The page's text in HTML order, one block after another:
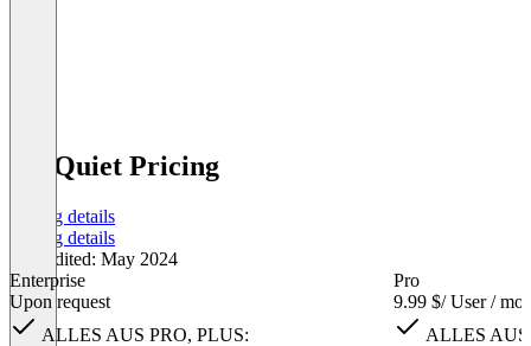
All Quiet Pricing
Pricing details
Pricing details
Last edited: May 2024
Enterprise
Upon request
ALLES AUS PRO, PLUS:
Pro
9.99 $/ User /
ALLES